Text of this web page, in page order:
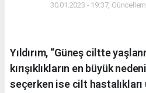
30.01.2023 - 19:37,
Yıldırım, “Güneş ciltte
kırışıklıkların en büyük
seçerken ise cilt hastalıkları